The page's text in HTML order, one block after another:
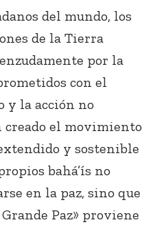
del mundo, los
de la Tierra
por la
con el
y la acción no
creado el movimiento
y sostenible
bahá’ís no
en la paz, sino que
Paz» proviene